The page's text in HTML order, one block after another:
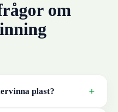
om
plast? +